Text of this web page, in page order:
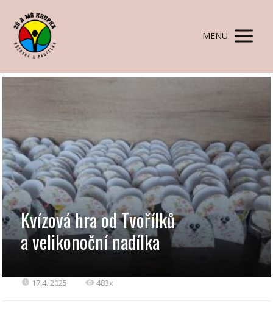
MENU
Kvízová hra od Tvořílků
a velikonoční nadílka
17.4. 2025 483x